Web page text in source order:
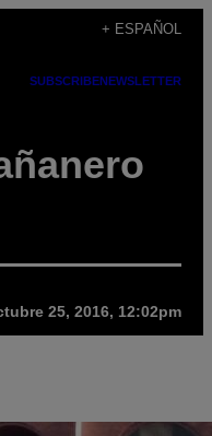
+ ESPAÑOL
SUBSCRIBENEWSLETTER
25, 2016, 12:02pm